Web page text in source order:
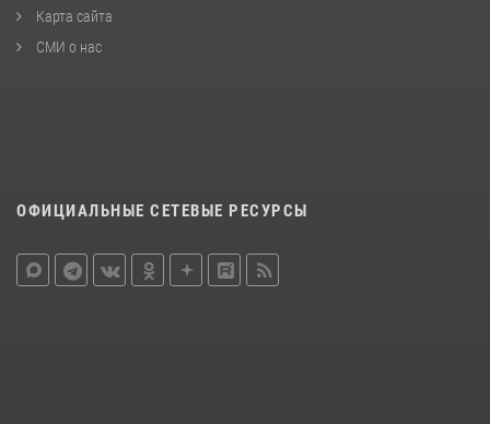
Карта сайта
СМИ о нас
ОФИЦИАЛЬНЫЕ СЕТЕВЫЕ РЕСУРСЫ